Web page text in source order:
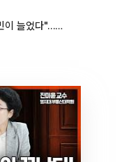
추미애 "복지가 아니라 도민이 늘었다"…재정난 책임론 정면돌파